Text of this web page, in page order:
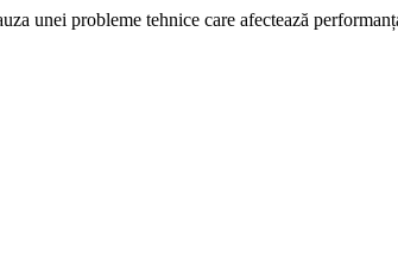
unei probleme tehnice care afectează